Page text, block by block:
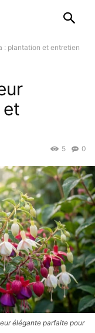
: plantation et entretien
0
5
élégante parfaite pour